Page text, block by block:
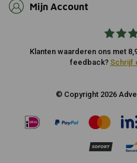
Mijn Account
Klanten waarderen ons met
feedback? Schrijf
© Copyright 2026